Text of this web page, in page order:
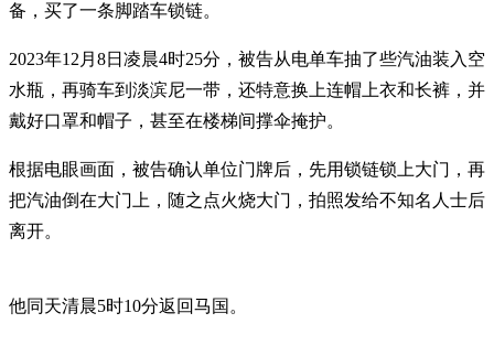
备，买了一条脚踏车锁链。
2023年12月8日凌晨4时25分，被告从电单车抽了些汽油装入空
水瓶，再骑车到淡滨尼一带，还特意换上连帽上衣和长裤，并
戴好口罩和帽子，甚至在楼梯间撑伞掩护。
根据电眼画面，被告确认单位门牌后，先用锁链锁上大门，再
把汽油倒在大门上，随之点火烧大门，拍照发给不知名人士后
离开。
他同天清晨5时10分返回马国。